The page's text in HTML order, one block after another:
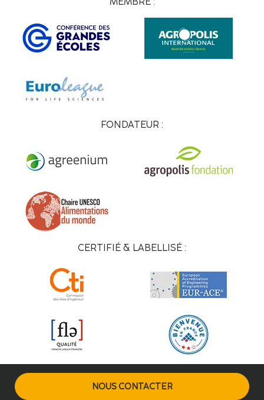
FONDATEUR :
CERTIFIÉ & LABELLISÉ :
NOUS CONTACTER